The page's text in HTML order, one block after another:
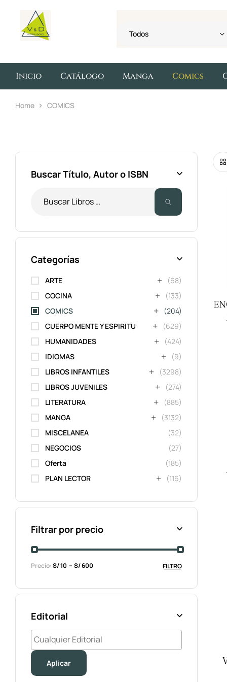
Todos
Inicio Catálogo Manga Comics
Home COMICS
Buscar Título, Autor o ISBN
Categorías
ARTE
(68)
COCINA
(133)
COMICS
(204)
CUERPO MENTE Y ESPIRITU
(629)
HUMANIDADES
(424)
IDIOMAS
(9)
LIBROS INFANTILES
(3298)
LIBROS JUVENILES
(274)
LITERATURA
(885)
MANGA
(3132)
MISCELANEA
(32)
NEGOCIOS
(27)
Oferta
(185)
PLAN LECTOR
(116)
Filtrar por precio
FILTRO
Precio:S/ 10 S/ 600
Editorial
Aplicar